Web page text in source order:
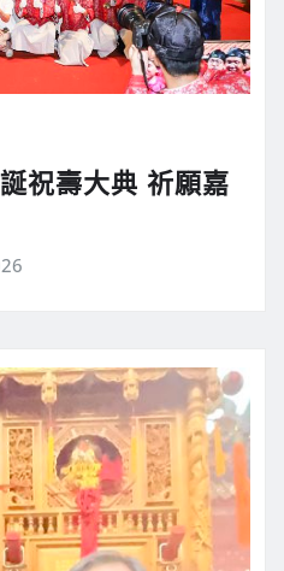
祝壽大典 祈願嘉